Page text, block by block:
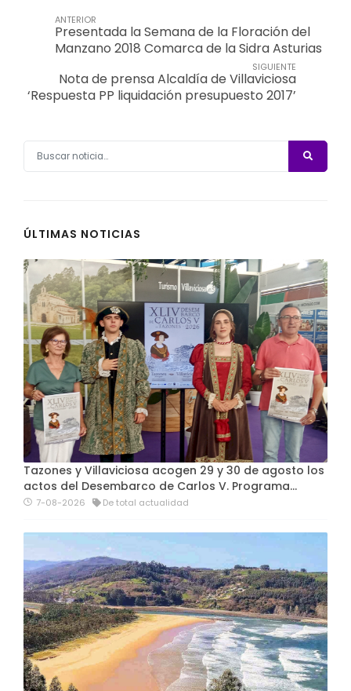
ANTERIOR
Presentada la Semana de la Floración del
Manzano 2018 Comarca de la Sidra Asturias
SIGUIENTE
Nota de prensa Alcaldía de Villaviciosa
‘Respuesta PP liquidación presupuesto 2017’
ÚLTIMAS NOTICIAS
Tazones y Villaviciosa acogen 29 y 30 de agosto los
actos del Desembarco de Carlos V. Programa…
7-08-2026 De total actualidad